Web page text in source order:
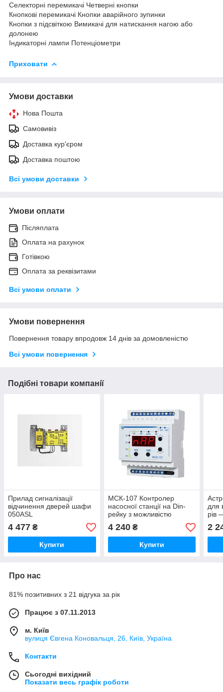
Селекторні перемикачі Четверні кнопки
Кнопкові перемикачі Кнопки аварійного зупинки
Кнопки з підсвіткою Вимикачі для натискання нагою або
долонею
Індикаторні лампи Потенціометри
Приховати
Умови доставки
Нова Пошта
Самовивіз
Доставка кур'єром
Доставка поштою
Всі умови доставки
Умови оплати
Післяплата
Оплата на рахунок
Готівкою
Оплата за реквізитами
Всі умови оплати
Умови повернення
Повернення товару впродовж 14 днів за домовленістю
Всі умови повернення
Подібні товари компанії
Прилад сигналізації
відчинення дверей шафи
050ASL
4 477 ₴
Купити
МСК-107 Контролер
насосної станції на Din-
рейку з можливістю
керування через MODBUS
(RS-232 і RS-485)
4 240₴
Купити
для
рів
2
Про нас
81% позитивних з 21 відгука за рік
Працює з 07.11.2013
м. Київ
вулиця Євгена Коновальця, 26, Київ, Україна
Контакти
Сьогодні вихідний
Показати весь графік роботи